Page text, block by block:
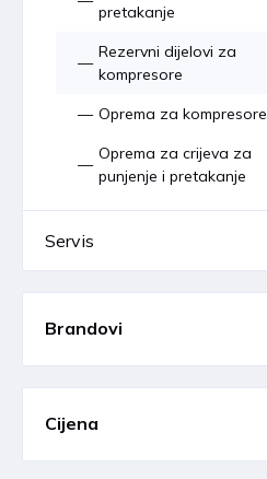
pretakanje
Rezervni dijelovi za
kompresore
Oprema za kompresore
Oprema za crijeva za
punjenje i pretakanje
Servis
Brandovi
Cijena